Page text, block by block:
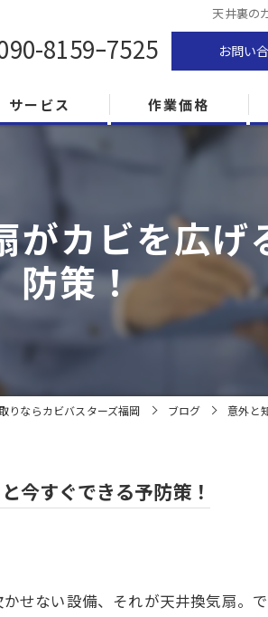
天井裏の
8159ｰ7525 お問い
サービス 作業価格
カビを広
防策！
りならカビバスターズ福岡 ブログ 意外と
今すぐできる予防策！
せない設備、それが天井換気扇。